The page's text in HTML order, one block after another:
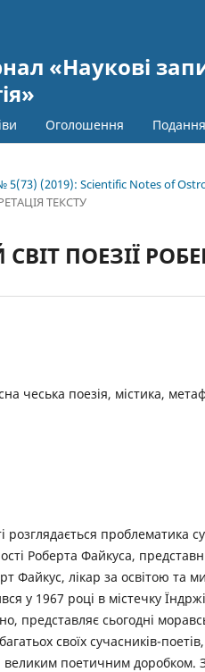
«Наукові
Оголошення
5(73) (2019): Scientific Notes of
ТЕКСТУ
ПОЕЗІЇ
чеська поезія, містика,
розглядається проблематика
Роберта Файкуса,
Файкус, лікар за освітою та
у 1967 році в містечку
представляє сьогодні
своїх сучасників-
поетичним доробком.